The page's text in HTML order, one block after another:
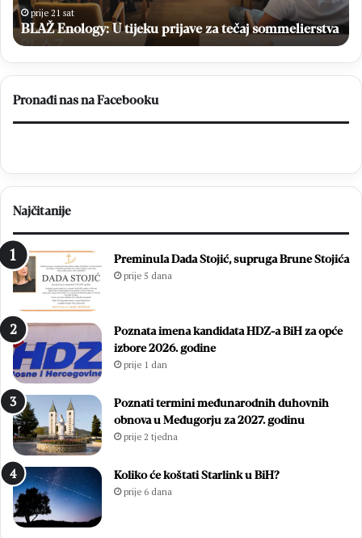
prije 21 sat
BLAŽ Enology: U tijeku prijave za tečaj sommelierstva
–
Pronađi nas na Facebooku
Najčitanije
Preminula Dada Stojić, supruga Brune Stojića
prije 5 dana
Poznata imena kandidata HDZ-a BiH za opće
izbore 2026. godine
prije 1 dan
Poznati termini međunarodnih duhovnih
obnova u Međugorju za 2027. godinu
prije 2 tjedna
Koliko će koštati Starlink u BiH?
prije 6 dana